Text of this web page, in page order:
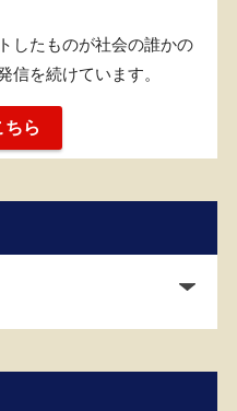
したものが社会の誰かの
信を続けています。
ちら